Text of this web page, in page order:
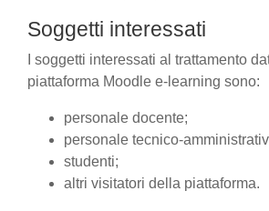
Soggetti interessati
I soggetti interessati al trattamento
piattaforma Moodle e-learning sono:
personale docente;
personale tecnico-
studenti;
altri visitatori della piattaforma.